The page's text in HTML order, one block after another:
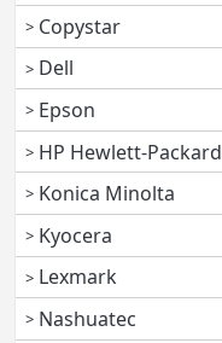
Copystar
Dell
Epson
HP Hewlett-Packard
Konica Minolta
Kyocera
Lexmark
Nashuatec